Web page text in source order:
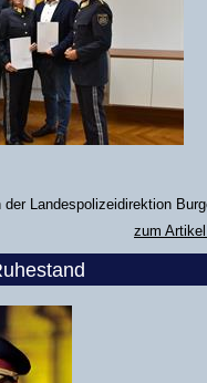
Landespolizeidirektion
zum Artikel